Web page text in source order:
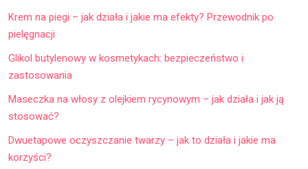
Krem na piegi – jak działa i jakie ma efekty? Przewodnik po
pielęgnacji
Glikol butylenowy w kosmetykach: bezpieczeństwo i
zastosowania
Maseczka na włosy z olejkiem rycynowym – jak działa i jak ją
stosować?
Dwuetapowe oczyszczanie twarzy – jak to działa i jakie ma
korzyści?